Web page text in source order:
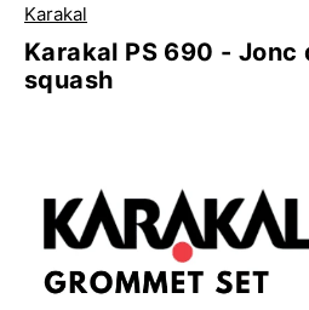
Karakal
Karakal PS 690 - Jonc
squash